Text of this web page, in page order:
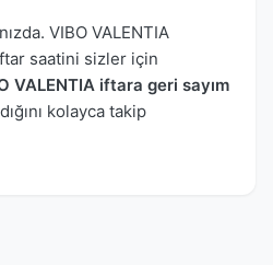
VIBO VALENTIA
saatini sizler için
VALENTIA iftara geri sayım
kolayca takip